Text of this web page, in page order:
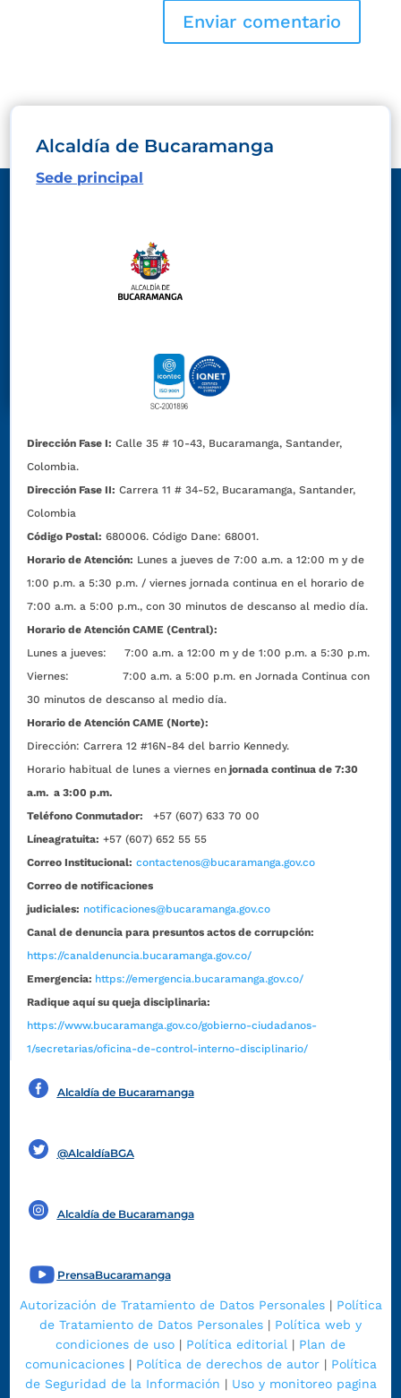
Alcaldía de Bucaramanga
Sede principal
Dirección Fase I: Calle 35 # 10-43, Bucaramanga, Santander,
Colombia.
Dirección Fase II: Carrera 11 # 34-52, Bucaramanga, Santander,
Colombia
Código Postal: 680006. Código Dane: 68001.
Horario de Atención: Lunes a jueves de 7:00 a.m. a 12:00 m y de
1:00 p.m. a 5:30 p.m. / viernes jornada continua en el horario de
7:00 a.m. a 5:00 p.m., con 30 minutos de descanso al medio día.
Horario de Atención CAME (Central):
Lunes a jueves: 7:00 a.m. a 12:00 m y de 1:00 p.m. a 5:30 p.m.
Viernes: 7:00 a.m. a 5:00 p.m. en Jornada Continua con
30 minutos de descanso al medio día.
Horario de Atención CAME (Norte):
Dirección:Carrera 12 #16N-84 del barrio Kennedy.
Horario habitual de lunes a viernes en jornada continua de 7:30
a.m. a 3:00 p.m.
Teléfono Conmutador:
+57 (607) 633 70 00
Líneagratuita: +57 (607) 652 55 55
Correo Institucional: contactenos@bucaramanga.gov.co
Correo de notificaciones
judiciales: notificaciones@bucaramanga.gov.co
Canal de denuncia para presuntos actos de corrupción:
https://canaldenuncia.bucaramanga.gov.co/
Emergencia: https://emergencia.bucaramanga.gov.co/
Radique aquí su queja disciplinaria:
https://www.bucaramanga.gov.co/gobierno-ciudadanos-
1/secretarias/oficina-de-control-interno-disciplinario/
Alcaldía de Bucaramanga
@AlcaldíaBGA
Alcaldía de Bucaramanga
PrensaBucaramanga
Autorización de Tratamiento de Datos Personales| Política
de Tratamiento de Datos Personales | Política web y
condiciones de uso | Política editorial | Plan de
comunicaciones| Política de derechos de autor| Política
de Seguridad de la Información | Uso y monitoreo pagina